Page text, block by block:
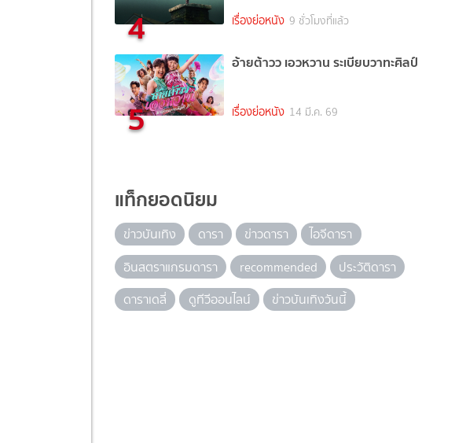
4 เรื่องย่อหนัง 9 ชั่วโมงที่แล้ว
5
อ้ายต้าวว เอวหวาน ระเบียบวาทะศิลป์
เรื่องย่อหนัง 14 มี.ค. 69
แท็กยอดนิยม
ข่าวบันเทิง ดารา ข่าวดารา
ไอจีดารา
อินสตราแกรมดารา
recommended
ประวัติดารา
ดาราเดลี่
ดูทีวีออนไลน์ ข่าวบันเทิงวันนี้